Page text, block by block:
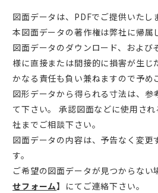
図面データは、PDFでご提供いたし
本図面データの著作権は弊社に帰属
図面データのダウンロード、および
様に直接または間接的に損害が生じ
かなる責任も負い兼ねますので予め
図形データから得られる寸法は、参
て下さい。 承認図面などに使用さ
社までご相談下さい。
図面データの内容は、予告なく変更
す。
ご希望の図面データが見つからない
せフォーム】 にてご連絡下さい。